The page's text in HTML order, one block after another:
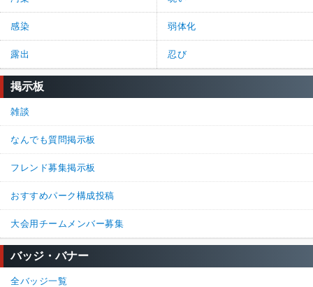
感染 弱体化
露出 忍び
掲示板
雑談
なんでも質問掲示板
フレンド募集掲示板
おすすめパーク構成投稿
大会用チームメンバー募集
バッジ・バナー
全バッジ一覧